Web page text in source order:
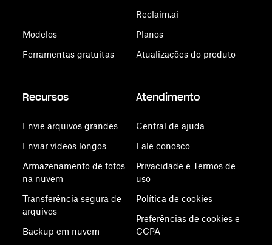
Modelos
Ferramentas gratuitas
Reclaim.ai
Planos
Atualizações do produto
Recursos
Envie arquivos grandes
Enviar vídeos longos
Armazenamento de fotos
na nuvem
Transferência segura de
arquivos
Backup em nuvem
Atendimento
Central de ajuda
Fale conosco
Privacidade e Termos de
uso
Política de cookies
Preferências de cookies e
CCPA